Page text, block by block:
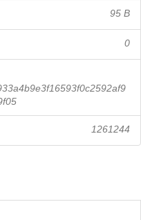
95 B
0
1261244